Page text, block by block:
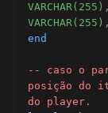
end
-- caso o
posição do
do player.